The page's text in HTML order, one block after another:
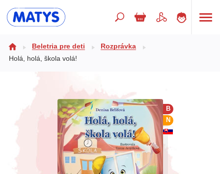
Doplnkový sortiment
Populárno - náučné pre deti
Beletria pre deti
Rozprávka
Holá, holá, škola volá!
B
N